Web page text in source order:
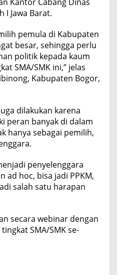
I Jawa Barat.
pemula di Kabupaten
besar, sehingga perlu
politik kepada kaum
SMA/SMK ini,” jelas
Kabupaten Bogor,
dilakukan karena
peran banyak di dalam
hanya sebagai pemilih,
penyelenggara
ad hoc, bisa jadi PPKM,
salah satu harapan
secara webinar dengan
SMA/SMK se-